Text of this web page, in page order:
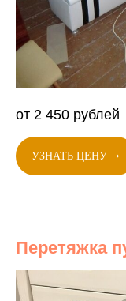
от 2 450 рублей
УЗНАТЬ ЦЕНУ ➝
Перетяжка